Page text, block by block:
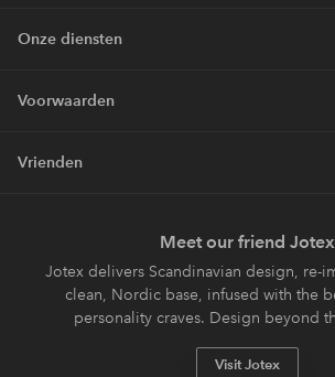
Onze diensten
Voorwaarden
Vrienden
Meet our friend Jotex
Jotex delivers Scandinavian design, re-
clean, Nordic base, infused with the
personality craves. Design beyond
Visit Jotex